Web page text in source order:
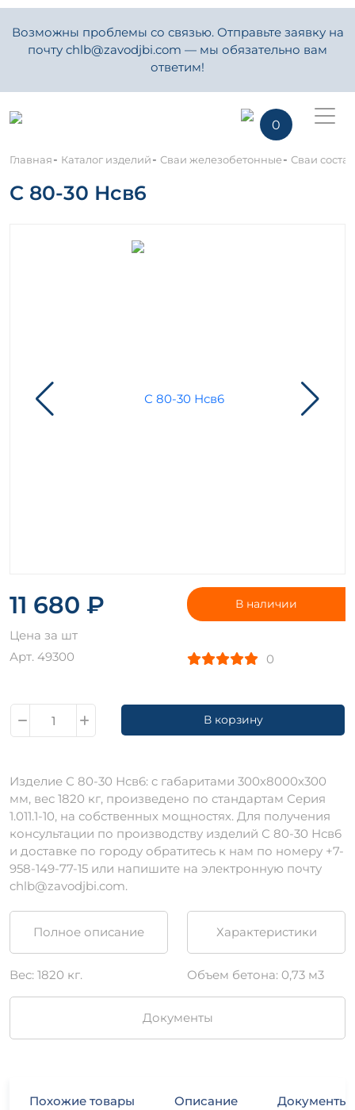
Возможны проблемы со связью. Отправьте заявку на
почту chlb@zavodjbi.com — мы обязательно вам
ответим!
0
Главная- Каталог изделий- Сваи железобетонные- Сваи
С 80-30 Нсв6
11 680 ₽
Цена за шт
Арт. 49300
В наличии
0
В корзину
Изделие С 80-30 Нсв6: c габаритами 300х8000х300
мм, вес 1820 кг, произведено по стандартам Серия
1.011.1-10, на собственных мощностях. Для получения
консультации по производству изделий С 80-30 Нсв6
и доставке по городу обратитесь к нам по номеру +7-
958-149-77-15 или напишите на электронную почту
chlb@zavodjbi.com.
Полное описание Характеристики
Вес: 1820 кг. Объем бетона: 0,73 м3
Документы
Похожие товары Описание Документы